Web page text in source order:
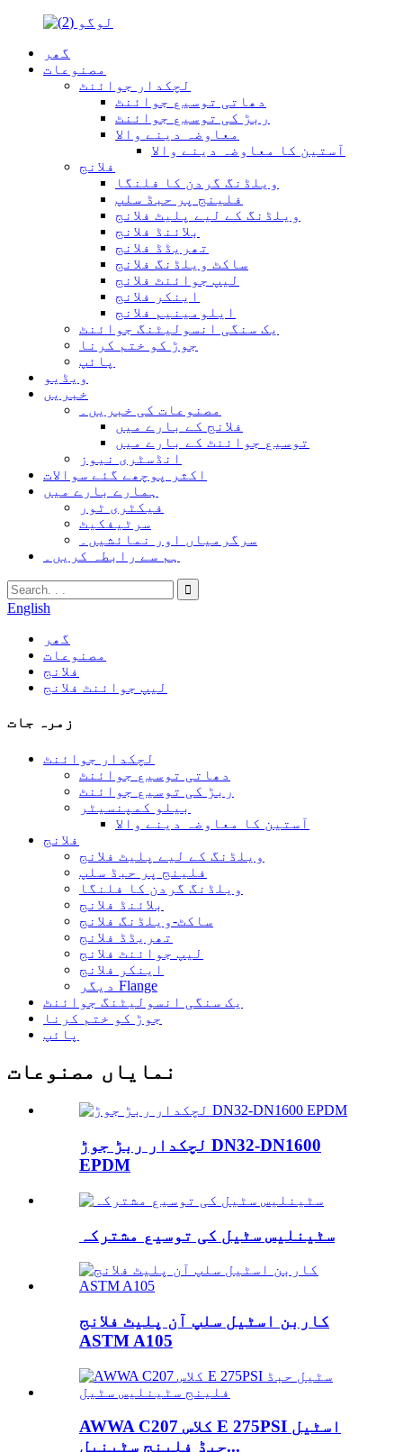
گھر
مصنوعات
لچکدار جوائنٹ
دھاتی توسیع جوائنٹ
ربڑ کی توسیع جوائنٹ
معاوضہ دینے والا
آستین کا معاوضہ دینے والا
فلانج
ویلڈنگ گردن کا فلنگا
فلینج پر حبڈ سلپ
ویلڈنگ کے لیے پلیٹ فلانج
بلائنڈ فلانج
تھریڈڈ فلانج
ساکٹ ویلڈنگ فلانج
لیپ جوائنٹ فلانج
اینکر فلانج
ایلومینیم فلانج
یک سنگی انسولیٹنگ جوائنٹ
جوڑ کو ختم کرنا
پائپ
ویڈیو
خبریں
مصنوعات کی خبریں۔
فلانج کے بارے میں
توسیع جوائنٹ کے بارے میں
انڈسٹری نیوز
اکثر پوچھے گئے سوالات
ہمارے بارے میں
فیکٹری ٹور
سرٹیفکیٹ
سرگرمیاں اور نمائشیں۔
ہم سے رابطہ کریں۔
English
گھر
مصنوعات
فلانج
لیپ جوائنٹ فلانج
زمرہ جات
لچکدار جوائنٹ
دھاتی توسیع جوائنٹ
ربڑ کی توسیع جوائنٹ
بیلو کمپنسیٹر
آستین کا معاوضہ دینے والا
فلانج
ویلڈنگ کے لیے پلیٹ فلانج
فلینج پر حبڈ سلپ
ویلڈنگ گردن کا فلنگا
بلائنڈ فلانج
ساکٹ-ویلڈنگ فلانج
تھریڈڈ فلانج
لیپ جوائنٹ فلانج
اینکر فلانج
دیگر Flange
یک سنگی انسولیٹنگ جوائنٹ
جوڑ کو ختم کرنا
پائپ
نمایاں مصنوعات
لچکدار ربڑ جوڑ DN32-DN1600
EPDM
سٹینلیس سٹیل کی توسیع مشترکہ
کاربن اسٹیل سلپ آن پلیٹ فلانج
ASTM A105
AWWA C207 کلاس E 275PSI اسٹیل
حبڈ فلینج سٹینیل...